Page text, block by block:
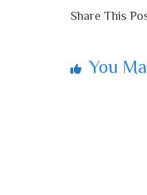
Share This
You